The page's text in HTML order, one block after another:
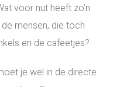
voor nut heeft zo’n
mensen, die toch
en de cafeetjes?
je wel in de directe